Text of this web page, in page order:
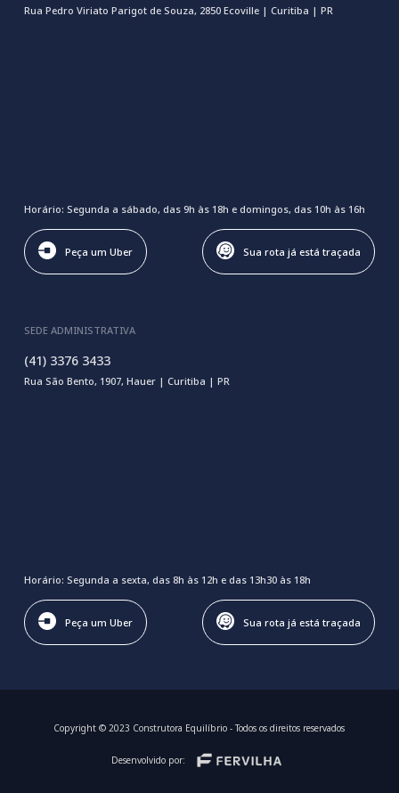
Rua Pedro Viriato Parigot de Souza, 2850 Ecoville | Curitiba | PR
Horário: Segunda a sábado, das 9h às 18h e domingos, das 10h às 16h
Peça um Uber Sua rota já está traçada
SEDE ADMINISTRATIVA
(41) 3376 3433
Rua São Bento, 1907, Hauer | Curitiba | PR
Horário: Segunda a sexta, das 8h às 12h e das 13h30 às 18h
Peça um Uber Sua rota já está traçada
Copyright © 2023 Construtora Equilíbrio - Todos os direitos reservados
Desenvolvido por: